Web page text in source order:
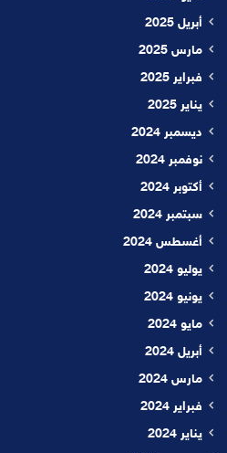
أبريل 2025
مارس 2025
فبراير 2025
يناير 2025
ديسمبر 2024
نوفمبر 2024
أكتوبر 2024
سبتمبر 2024
أغسطس 2024
يوليو 2024
يونيو 2024
مايو 2024
أبريل 2024
مارس 2024
فبراير 2024
يناير 2024